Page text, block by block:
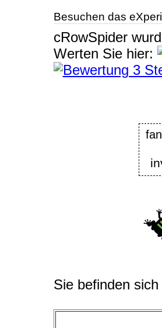
Besuchen das
cRowSpider
Werten Sie hier:
Sie befinden